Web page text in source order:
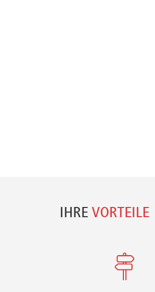
IHRE VORTEILE